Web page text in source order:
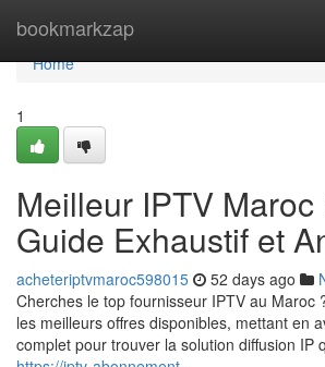
bookmarkzap
Home
Home
1
Meilleur IPTV Maroc
Guide Exhaustif et
acheteriptvmaroc598015 52 days ago
Cherches le top fournisseur IPTV au Maroc
les meilleurs offres disponibles, mettant en
complet pour trouver la solution diffusion IP